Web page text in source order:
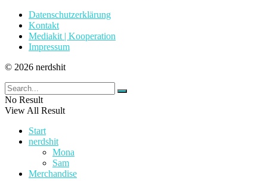
Datenschutzerklärung
Kontakt
Mediakit | Kooperation
Impressum
© 2026 nerdshit
No Result
View All Result
Start
nerdshit
Mona
Sam
Merchandise